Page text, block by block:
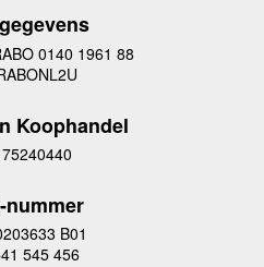
0140 1961 88
Koophandel
nummer
B01
545 456